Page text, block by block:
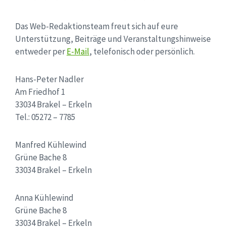
Das Web-Redaktionsteam freut sich auf eure
Unterstützung, Beiträge und Veranstaltungshinweise
entweder perE-Mail, telefonisch oder persönlich.
Hans-Peter Nadler
Am Friedhof 1
33034 Brakel – Erkeln
Tel.: 05272 – 7785
Manfred Kühlewind
Grüne Bache 8
33034 Brakel – Erkeln
Anna Kühlewind
Grüne Bache 8
33034 Brakel – Erkeln